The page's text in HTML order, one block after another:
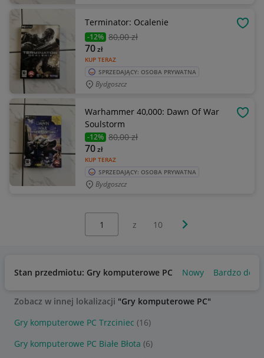
Terminator: Ocalenie
-12% 80,00 zł
KUP TERAZ
70zł
SPRZEDAJĄCY: OSOBA PRYWATNA
Bydgoszcz
Warhammer 40,000: Dawn Of War
Soulstorm
-12% 80,00 zł
KUP TERAZ
70zł
SPRZEDAJĄCY: OSOBA PRYWATNA
Bydgoszcz
z 10 Następna strona
Stan przedmiotu: Gry komputerowe PC Nowy Bardzo
Zobacz w innej lokalizacji "Gry komputerowe PC"
Gry komputerowe PC Trzciniec (16)
Gry komputerowe PC Białe Błota (6)